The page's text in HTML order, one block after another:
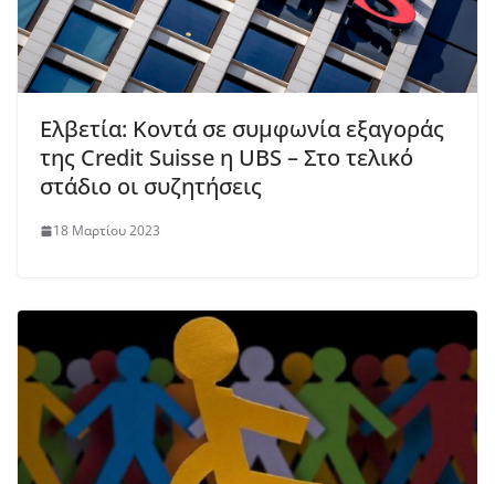
Ελβετία: Κοντά σε συμφωνία εξαγοράς
της Credit Suisse η UBS – Στο τελικό
στάδιο οι συζητήσεις
18 Μαρτίου 2023